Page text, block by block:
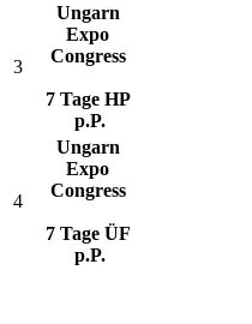
3
Ungarn
Expo
Congress
7 Tage HP
p.P.
4
Ungarn
Expo
Congress
7 Tage ÜF
p.P.